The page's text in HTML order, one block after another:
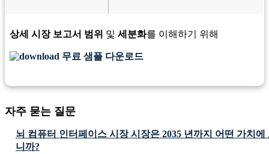
상세 시장 보고서 범위 및 세분화를 이해하기 위해
무료 샘플 다운로드
자주 묻는 질문
뇌 컴퓨터 인터페이스 시장 시장은 2035 년까지 어떤 가치
니까?